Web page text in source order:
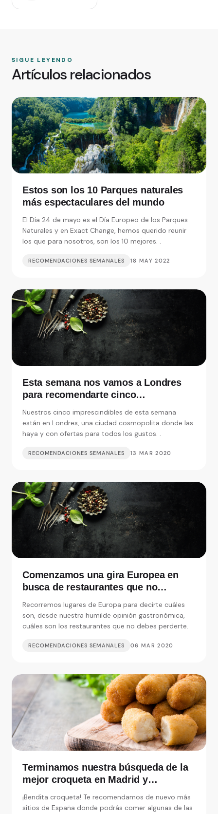
SIGUE LEYENDO
Artículos relacionados
Estos son los 10 Parques naturales
más espectaculares del mundo
El Día 24 de mayo es el Día Europeo de los Parques
Naturales y en Exact Change, hemos querido reunir
los que para nosotros, son los 10 mejores. .
RECOMENDACIONES SEMANALES 18 MAY 2022
Esta semana nos vamos a Londres
para recomendarte cinco
imprescindibles
Nuestros cinco imprescindibles de esta semana
están en Londres, una ciudad cosmopolita donde las
haya y con ofertas para todos los gustos. .
RECOMENDACIONES SEMANALES 13 MAR 2020
Comenzamos una gira Europea en
busca de restaurantes que no
Recorremos lugares de Europa para decirte cuáles
son, desde nuestra humilde opinión gastronómica,
cuáles son los restaurantes que no debes perderte.
RECOMENDACIONES SEMANALES 06 MAR 2020
Terminamos nuestra búsqueda de la
mejor croqueta en Madrid y
¡Bendita croqueta! Te recomendamos de nuevo más
sitios de España donde podrás comer algunas de las